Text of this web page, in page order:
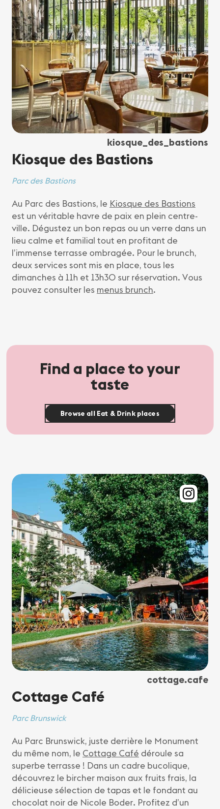
kiosque_des_bastions
Kiosque des Bastions
Parc des Bastions
Au Parc des Bastions, le Kiosque des Bastions
est un véritable havre de paix en plein centre-
ville. Dégustez un bon repas ou un verre dans un
lieu calme et familial tout en profitant de
l’immense terrasse ombragée. Pour le brunch,
deux services sont mis en place, tous les
dimanches à 11h et 13h30 sur réservation. Vous
pouvez consulter les menus brunch.
Find a place to your
taste
Browse all Eat & Drink places
cottage.cafe
Cottage Café
Parc Brunswick
Au Parc Brunswick, juste derrière le Monument
du même nom, le Cottage Café déroule sa
superbe terrasse ! Dans un cadre bucolique,
découvrez le bircher maison aux fruits frais, la
délicieuse sélection de tapas et le fondant au
chocolat noir de Nicole Boder. Profitez d’un